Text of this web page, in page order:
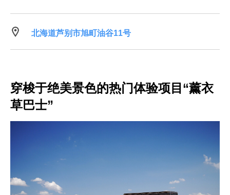
北海道芦别市旭町油谷11号
穿梭于绝美景色的热门体验项目“薰衣
草巴士”